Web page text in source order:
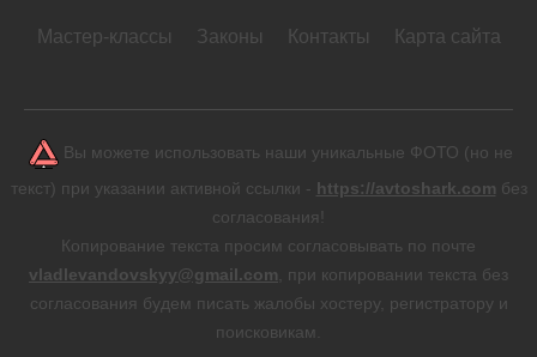
Мастер-классы Законы Контакты Карта сайта
Вы можете использовать наши уникальные ФОТО (но не
текст) при указании активной ссылки - https://avtoshark.com без
согласования!
Копирование текста просим согласовывать по почте
vladlevandovskyy@gmail.com , при копировании текста без
согласования будем писать жалобы хостеру, регистратору и
поисковикам.